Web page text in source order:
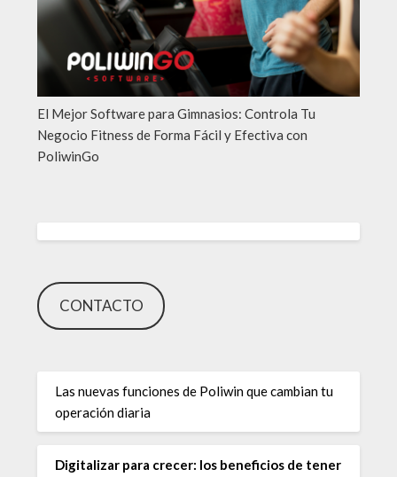
El Mejor Software para Gimnasios: Controla Tu
Negocio Fitness de Forma Fácil y Efectiva con
PoliwinGo
CONTACTO
Las nuevas funciones de Poliwin que cambian tu
operación diaria
Digitalizar para crecer: los beneficios de tener